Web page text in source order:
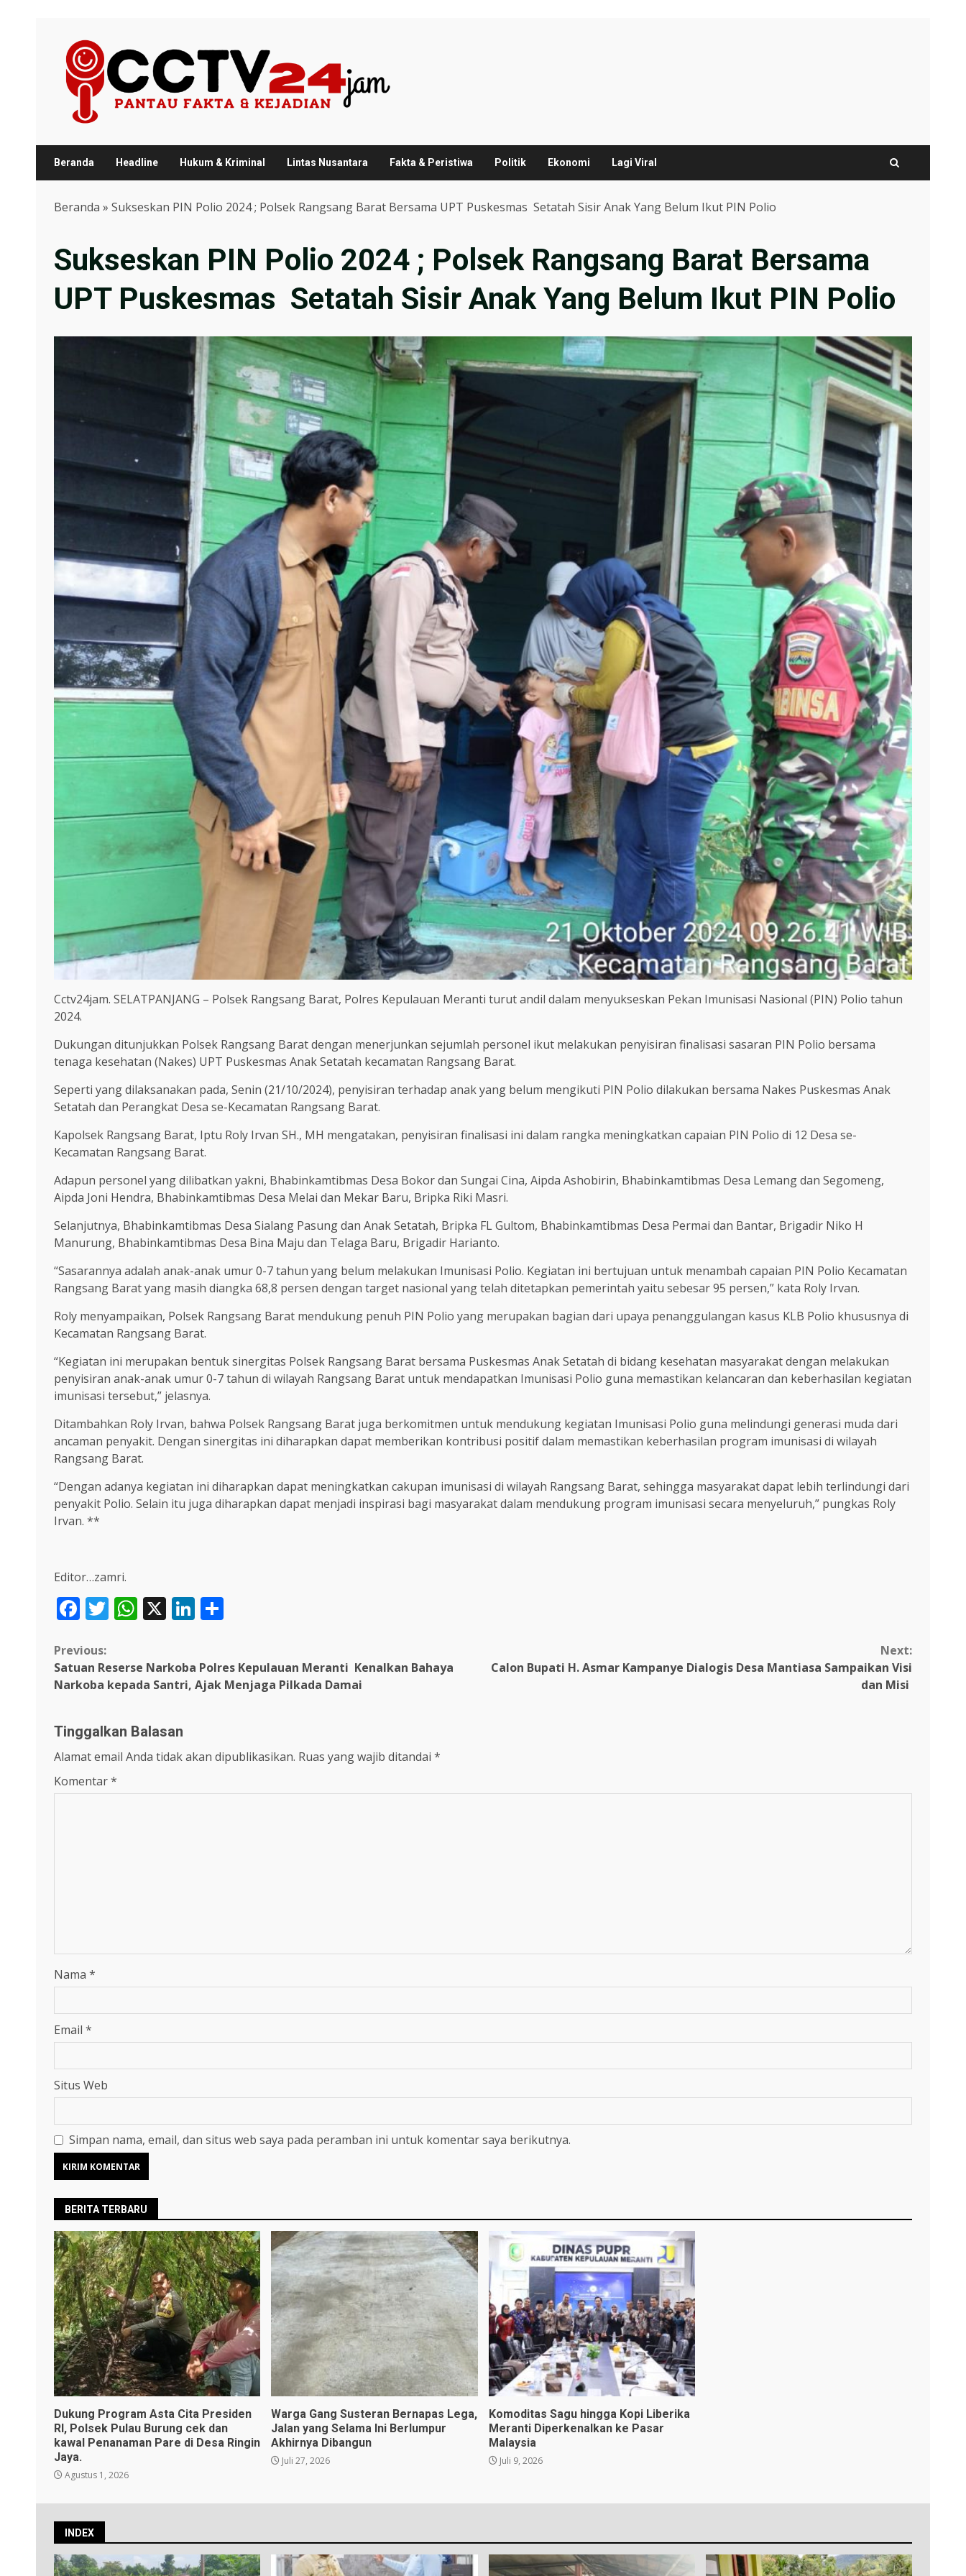
content
Beranda Headline Hukum & Kriminal Lintas Nusantara Fakta & Peristiwa Politik Ekonomi Lagi Viral
Beranda » Sukseskan PIN Polio 2024 ; Polsek Rangsang Barat Bersama UPT Puskesmas Setatah Sisir Anak Yang Belum Ikut PIN Polio
Sukseskan PIN Polio 2024 ; Polsek Rangsang Barat Bersama
UPT Puskesmas Setatah Sisir Anak Yang Belum Ikut PIN Polio
Cctv24jam. SELATPANJANG – Polsek Rangsang Barat, Polres Kepulauan Meranti turut andil dalam menyukseskan Pekan Imunisasi Nasional (PIN) Polio tahun
2024.
Dukungan ditunjukkan Polsek Rangsang Barat dengan menerjunkan sejumlah personel ikut melakukan penyisiran finalisasi sasaran PIN Polio bersama
tenaga kesehatan (Nakes) UPT Puskesmas Anak Setatah kecamatan Rangsang Barat.
Seperti yang dilaksanakan pada, Senin (21/10/2024), penyisiran terhadap anak yang belum mengikuti PIN Polio dilakukan bersama Nakes Puskesmas Anak
Setatah dan Perangkat Desa se-Kecamatan Rangsang Barat.
Kapolsek Rangsang Barat, Iptu Roly Irvan SH., MH mengatakan, penyisiran finalisasi ini dalam rangka meningkatkan capaian PIN Polio di 12 Desa se-
Kecamatan Rangsang Barat.
Adapun personel yang dilibatkan yakni, Bhabinkamtibmas Desa Bokor dan Sungai Cina, Aipda Ashobirin, Bhabinkamtibmas Desa Lemang dan Segomeng,
Aipda Joni Hendra, Bhabinkamtibmas Desa Melai dan Mekar Baru, Bripka Riki Masri.
Selanjutnya, Bhabinkamtibmas Desa Sialang Pasung dan Anak Setatah, Bripka FL Gultom, Bhabinkamtibmas Desa Permai dan Bantar, Brigadir Niko H
Manurung, Bhabinkamtibmas Desa Bina Maju dan Telaga Baru, Brigadir Harianto.
“Sasarannya adalah anak-anak umur 0-7 tahun yang belum melakukan Imunisasi Polio. Kegiatan ini bertujuan untuk menambah capaian PIN Polio Kecamatan
Rangsang Barat yang masih diangka 68,8 persen dengan target nasional yang telah ditetapkan pemerintah yaitu sebesar 95 persen,” kata Roly Irvan.
Roly menyampaikan, Polsek Rangsang Barat mendukung penuh PIN Polio yang merupakan bagian dari upaya penanggulangan kasus KLB Polio khususnya di
Kecamatan Rangsang Barat.
“Kegiatan ini merupakan bentuk sinergitas Polsek Rangsang Barat bersama Puskesmas Anak Setatah di bidang kesehatan masyarakat dengan melakukan
penyisiran anak-anak umur 0-7 tahun di wilayah Rangsang Barat untuk mendapatkan Imunisasi Polio guna memastikan kelancaran dan keberhasilan kegiatan
imunisasi tersebut,” jelasnya.
Ditambahkan Roly Irvan, bahwa Polsek Rangsang Barat juga berkomitmen untuk mendukung kegiatan Imunisasi Polio guna melindungi generasi muda dari
ancaman penyakit. Dengan sinergitas ini diharapkan dapat memberikan kontribusi positif dalam memastikan keberhasilan program imunisasi di wilayah
Rangsang Barat.
“Dengan adanya kegiatan ini diharapkan dapat meningkatkan cakupan imunisasi di wilayah Rangsang Barat, sehingga masyarakat dapat lebih terlindungi dari
penyakit Polio. Selain itu juga diharapkan dapat menjadi inspirasi bagi masyarakat dalam mendukung program imunisasi secara menyeluruh,” pungkas Roly
Irvan. **
Editor…zamri.
Facebook
Twitter
WhatsApp
X LinkedIn
Continue
Reading
Previous:
Satuan Reserse Narkoba Polres Kepulauan Meranti Kenalkan Bahaya
Narkoba kepada Santri, Ajak Menjaga Pilkada Damai
Next:
Calon Bupati H. Asmar Kampanye Dialogis Desa Mantiasa Sampaikan Visi
dan Misi
Tinggalkan Balasan
Alamat email Anda tidak akan dipublikasikan. Ruas yang wajib ditandai *
Komentar*
Nama *
Email *
Situs Web
Simpan nama, email, dan situs web saya pada peramban ini untuk komentar saya berikutnya.
BERITA TERBARU
Dukung Program Asta Cita Presiden
RI, Polsek Pulau Burung cek dan
kawal Penanaman Pare di Desa Ringin
Jaya.
Agustus 1, 2026
Warga Gang Susteran Bernapas Lega,
Jalan yang Selama Ini Berlumpur
Akhirnya Dibangun
Juli 27, 2026
Komoditas Sagu hingga Kopi Liberika
Meranti Diperkenalkan ke Pasar
Malaysia
Juli 9, 2026
INDEX